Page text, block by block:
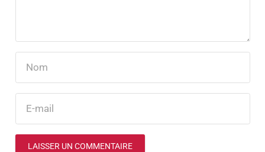
LAISSER UN COMMENTAIRE